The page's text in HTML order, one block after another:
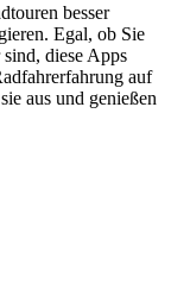
besser
Egal, ob Sie
diese Apps
auf
aus und genießen